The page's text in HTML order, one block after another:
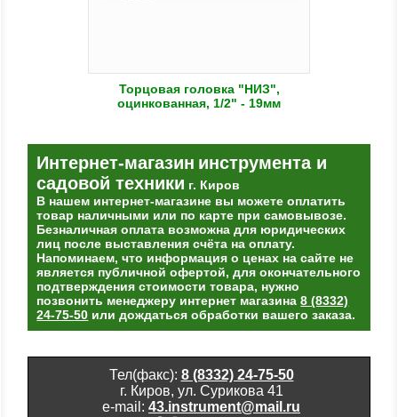
Торцовая головка "НИЗ",
оцинкованная, 1/2" - 19мм
Интернет-магазин инструмента и
садовой техники г. Киров
В нашем интернет-магазине вы можете оплатить
товар наличными или по карте при самовывозе.
Безналичная оплата возможна для юридических
лиц после выставления счёта на оплату.
Напоминаем, что информация о ценах на сайте не
является публичной офертой, для окончательного
подтверждения стоимости товара, нужно
позвонить менеджеру интернет магазина8 (8332)
24-75-50 или дождаться обработки вашего заказа.
Тел(факс): 8 (8332) 24-75-50
г. Киров, ул. Сурикова 41
e-mail: 43.instrument@mail.ru